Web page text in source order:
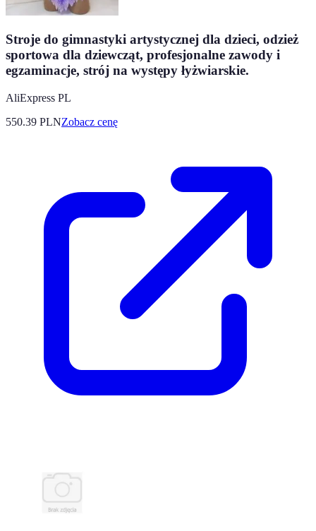
Stroje do gimnastyki artystycznej dla dzieci, odzież
sportowa dla dziewcząt, profesjonalne zawody i
egzaminacje, strój na występy łyżwiarskie.
AliExpress PL
550.39 PLNZobacz cenę